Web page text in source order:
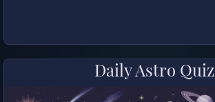
Daily Astro Quiz